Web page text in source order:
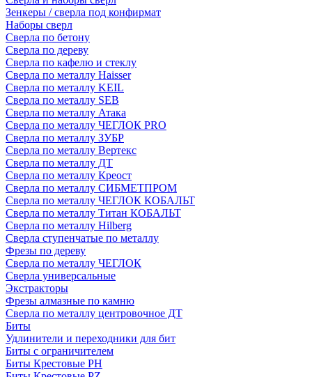
Зенкеры / сверла под конфирмат
Наборы сверл
Сверла по бетону
Сверла по дереву
Сверла по кафелю и стеклу
Сверла по металлу Haisser
Сверла по металлу KEIL
Сверла по металлу SEB
Сверла по металлу Атака
Сверла по металлу ЧЕГЛОК PRO
Сверла по металлу ЗУБР
Сверла по металлу Вертекс
Сверла по металлу ДТ
Сверла по металлу Креост
Сверла по металлу СИБМЕТПРОМ
Сверла по металлу ЧЕГЛОК КОБАЛЬТ
Сверла по металлу Титан КОБАЛЬТ
Сверла по металлу Hilberg
Сверла ступенчатые по металлу
Фрезы по дереву
Сверла по металлу ЧЕГЛОК
Сверла универсальные
Экстракторы
Фрезы алмазные по камню
Сверла по металлу центровочное ДТ
Биты
Удлинители и переходники для бит
Биты с ограничителем
Биты Крестовые PH